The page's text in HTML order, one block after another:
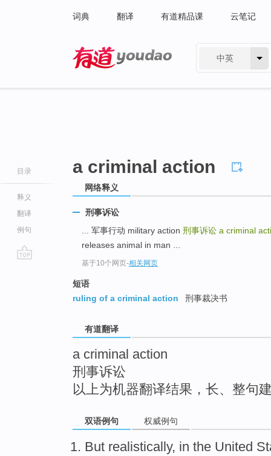
词典 翻译 有道精品课 云笔记
中英
目录
释义
翻译
例句
a criminal action
网络释义
刑事诉讼
... 军事行动 military action 刑事诉讼 a criminal
releases animal in man ...
基于10个网页-相关网页
短语
ruling of a criminal action
刑事裁决书
有道翻译
a criminal action
刑事诉讼
以上为机器翻译结果，长、整句
双语例句 权威例句
But realistically, in the United